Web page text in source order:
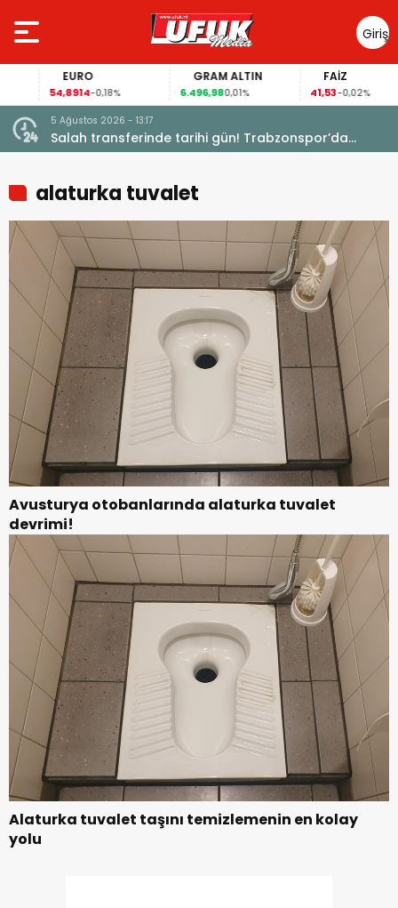
Giriş
Yap
EURO
54,8914-0,18%
GRAM ALTIN
6.496,980,01%
FAİZ
41,53-0,02%
5 Ağustos 2026 - 13:17
Salah transferinde tarihi gün! Trabzonspor’da
büyük heyecan
alaturka tuvalet
Avusturya otobanlarında alaturka tuvalet
devrimi!
Alaturka tuvalet taşını temizlemenin en kolay
yolu